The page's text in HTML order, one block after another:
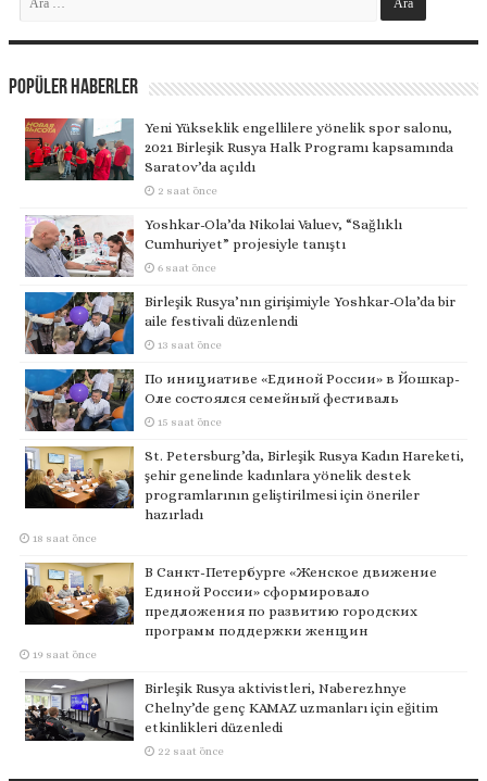
Popüler Haberler
Yeni Yükseklik engellilere yönelik spor salonu,
2021 Birleşik Rusya Halk Programı kapsamında
Saratov’da açıldı
2 saat önce
Yoshkar-Ola’da Nikolai Valuev, “Sağlıklı
Cumhuriyet” projesiyle tanıştı
6 saat önce
Birleşik Rusya’nın girişimiyle Yoshkar-Ola’da bir
aile festivali düzenlendi
13 saat önce
По инициативе «Единой России» в Йошкар-
Оле состоялся семейный фестиваль
15 saat önce
St. Petersburg’da, Birleşik Rusya Kadın Hareketi,
şehir genelinde kadınlara yönelik destek
programlarının geliştirilmesi için öneriler
hazırladı
18 saat önce
В Санкт-Петербурге «Женское движение
Единой России» сформировало
предложения по развитию городских
программ поддержки женщин
19 saat önce
Birleşik Rusya aktivistleri, Naberezhnye
Chelny’de genç KAMAZ uzmanları için eğitim
etkinlikleri düzenledi
22 saat önce